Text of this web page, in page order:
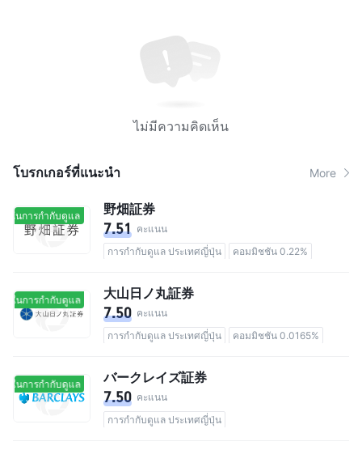
ไม่มีความคิดเห็น
โบรกเกอร์ที่แนะนํา More
ในการกำกับดูแล อยู่ในการกำกับดูแล
野畑証券
7.51 คะแนน
การกำกับดูแล ประเทศญี่ปุ่น
คอมมิชชัน 0.22%
ในการกำกับดูแล อยู่ในการกำกับดูแล
大山日ノ丸証券
7.50 คะแนน
การกำกับดูแล ประเทศญี่ปุ่น
คอมมิชชัน 0.0165%
ในการกำกับดูแล อยู่ในการกำกับดูแล
バークレイズ証券
7.50 คะแนน
การกำกับดูแล ประเทศญี่ปุ่น